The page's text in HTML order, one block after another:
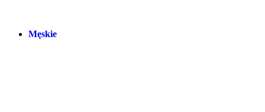
Męskie